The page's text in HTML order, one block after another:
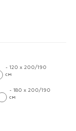
- 120 x 200/190
см
-
- 180 x 200/190
см
-